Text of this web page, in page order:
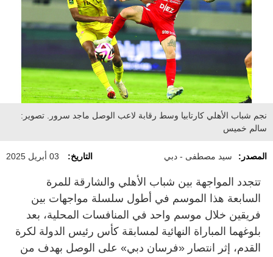
نجم شباب الأهلي كارتابيا وسط رقابة لاعب الوصل ماجد سرور. تصوير:
سالم خميس
المصدر: سيد مصطفى - دبي التاريخ: 03 أبريل 2025
تتجدد المواجهة بين شباب الأهلي والشارقة للمرة
السابعة هذا الموسم في أطول سلسلة مواجهات بين
فريقين خلال موسم واحد في المنافسات المحلية، بعد
بلوغهما المباراة النهائية لمسابقة كأس رئيس الدولة لكرة
القدم، إثر انتصار «فرسان دبي» على الوصل بهدف من